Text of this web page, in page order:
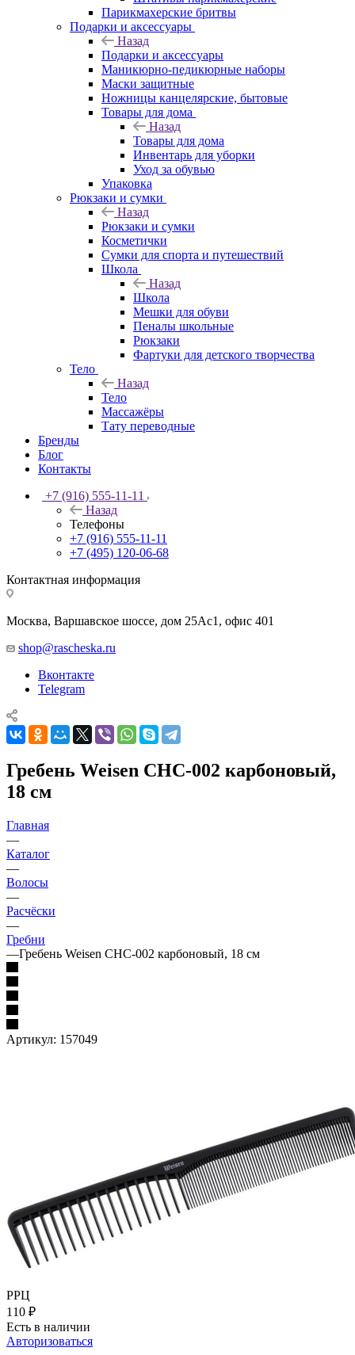
Парикмахерские бритвы
Подарки и аксессуары
Назад
Подарки и аксессуары
Маникюрно-педикюрные наборы
Маски защитные
Ножницы канцелярские, бытовые
Товары для дома
Назад
Товары для дома
Инвентарь для уборки
Уход за обувью
Упаковка
Рюкзаки и сумки
Назад
Рюкзаки и сумки
Косметички
Сумки для спорта и путешествий
Школа
Назад
Школа
Мешки для обуви
Пеналы школьные
Рюкзаки
Фартуки для детского творчества
Тело
Назад
Тело
Массажёры
Тату переводные
Бренды
Блог
Контакты
+7 (916) 555-11-11
Назад
Телефоны
+7 (916) 555-11-11
+7 (495) 120-06-68
Контактная информация
Москва, Варшавское шоссе, дом 25Аc1, офис 401
shop@rascheska.ru
Вконтакте
Telegram
Гребень Weisen CHC-002 карбоновый,
18 см
Главная
—
Каталог
—
Волосы
—
Расчёски
—
Гребни
—Гребень Weisen CHC-002 карбоновый, 18 см
Артикул: 157049
РРЦ
110 ₽
Есть в наличии
Авторизоваться